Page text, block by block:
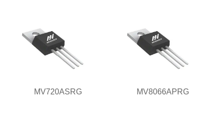
MV720ASRG MV8066APRG